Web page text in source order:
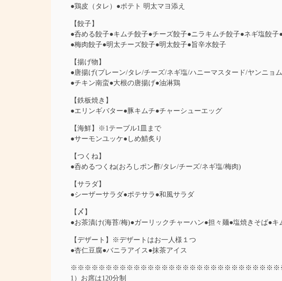
●鶏皮（タレ）●ポテト 明太マヨ添え
【餃子】
●呑める餃子●キムチ餃子●チーズ餃子●ニラキムチ餃子●ネギ塩餃子
●梅肉餃子●明太チーズ餃子●明太餃子●旨辛水餃子
【揚げ物】
●唐揚げ(プレーン/タレ/チーズ/ネギ塩/ハニーマスタード/ヤンニョ
●チキン南蛮●大根の唐揚げ●油淋鶏
【鉄板焼き】
●エリンギバター●豚キムチ●チャーシューエッグ
【海鮮】※1テーブル1皿まで
●サーモンユッケ●しめ鯖炙り
【つくね】
●呑めるつくね(おろしポン酢/タレ/チーズ/ネギ塩/梅肉)
【サラダ】
●シーザーサラダ●ポテサラ●和風サラダ
【〆】
●お茶漬け(海苔/梅)●ガーリックチャーハン●担々麺●塩焼きそば●キ
【デザート】※デザートはお一人様１つ
●杏仁豆腐●バニラアイス●抹茶アイス
1）お席は120分制